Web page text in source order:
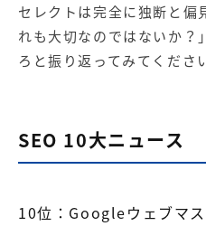
Web広告サービス
【塾・個別塾業界向け】新規
集客Web広告パッケージ
セレクトは完全に独断と偏
れも大切なのではないか？
ろと振り返ってみてくださ
SEO 10大ニュース
10位： Googleウェブマ